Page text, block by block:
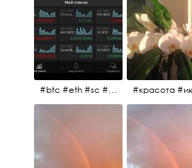
#btc #eth #sc #xrp #etc #maid #sys #naut #strat #pasc #dash #xmr #nxt #usdt #ltc#lsk #zec #str #rep #coin #markets #bitcoin